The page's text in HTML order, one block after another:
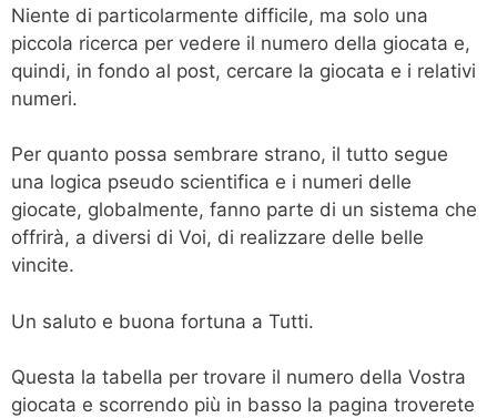
Niente di particolarmente difficile, ma solo una
piccola ricerca per vedere il numero della giocata e,
quindi, in fondo al post, cercare la giocata e i relativi
numeri.
Per quanto possa sembrare strano, il tutto segue
una logica pseudo scientifica e i numeri delle
giocate, globalmente, fanno parte di un sistema che
offrirà, a diversi di Voi, di realizzare delle belle
vincite.
Un saluto e buona fortuna a Tutti.
Questa la tabella per trovare il numero della Vostra
giocata e scorrendo più in basso la pagina troverete